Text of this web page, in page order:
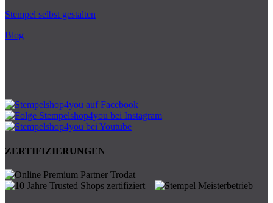
Stempel selbst gestalten
Blog
ZERTIFIZIERUNGEN